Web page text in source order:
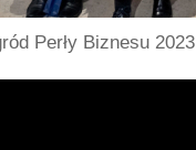
Perły Biznesu 2023